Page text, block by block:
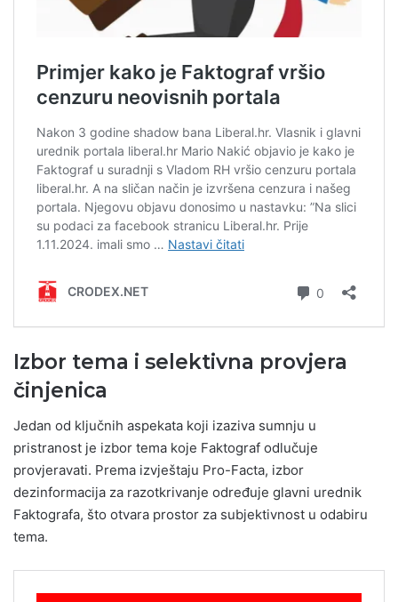
Izbor tema i selektivna provjera
činjenica
Jedan od ključnih aspekata koji izaziva sumnju u
pristranost je izbor tema koje Faktograf odlučuje
provjeravati. Prema izvještaju Pro-Facta, izbor
dezinformacija za razotkrivanje određuje glavni urednik
Faktografa, što otvara prostor za subjektivnost u odabiru
tema.